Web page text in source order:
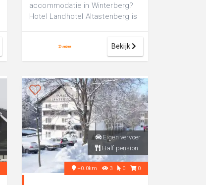
accommodatie in Winterberg?
Hotel Landhotel Altastenberg is
Bekijk
Eigen vervoer
Half pension
+0.0km 3 0 0